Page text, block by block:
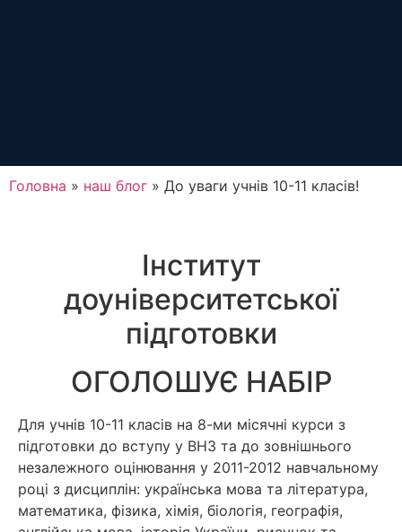
Головна » наш блог » До уваги учнів 10-11 класів!
Інститут
доуніверситетської
підготовки
ОГОЛОШУЄ НАБІР
Для учнів 10-11 класів на 8-ми місячні курси з
підготовки до вступу у ВНЗ та до зовнішнього
незалежного оцінювання у 2011-2012 навчальному
році з дисциплін: українська мова та література,
математика, фізика, хімія, біологія, географія,